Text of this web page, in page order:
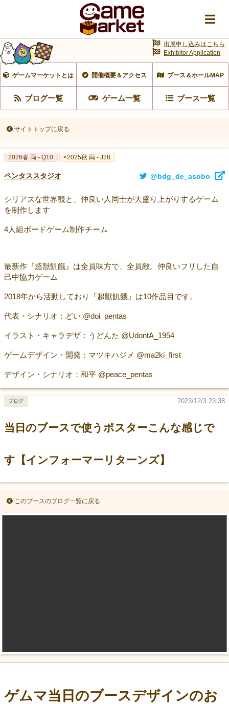
ゲームマーケットとは 開催概要＆アクセス ブース＆ホールMAP
ブログ一覧 ゲーム一覧 ブース一覧
出展申し込みはこちら
Exhibitor Application
サイトトップに戻る
2026春 両 - Q10 <2025秋 両 - J28
ペンタススタジオ @bdg_de_asobo
シリアスな世界観と、仲良い人同士が大盛り上がりするゲーム
を制作します
4人組ボードゲーム制作チーム
最新作『超獣飢餓』は全員味方で、全員敵。仲良いフリした自
己中協力ゲーム
2018年から活動しており『超獣飢餓』は10作品目です。
代表・シナリオ：どい @doi_pentas
イラスト・キャラデザ：うどんた @UdontA_1954
ゲームデザイン・開発：マツキハジメ @ma2ki_first
デザイン・シナリオ：和平 @peace_pentas
当日のブースで使うポスターこんな感じで
す【インフォーマーリターンズ】
2023/12/3 23:38
ブログ
このブースのブログ一覧に戻る
ゲムマ当日のブースデザインのお